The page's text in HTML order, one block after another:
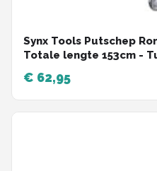
Synx Tools Putschep
Totale lengte 153cm -
€ 62,95